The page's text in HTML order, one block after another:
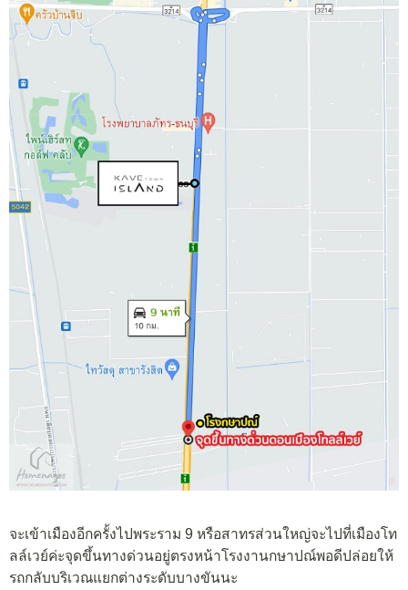
จะเข้าเมืองอีกครั้งไปพระราม 9 หรือสาทรส่วนใหญ่จะไปที่เมืองโท
ลล์เวย์ค่ะจุดขึ้นทางด่วนอยู่ตรงหน้าโรงงานกษาปณ์พอดีปล่อยให้
รถกลับบริเวณแยกต่างระดับบางขันนะ